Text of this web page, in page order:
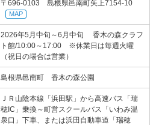
〒696-0103 島根県邑南町矢上7154-10
MAP
2026年5月中旬～6月中旬 香木の森クラフ
ト館/10:00～17:00 ※休業日は毎週火曜
（祝日の場合は営業）
島根県邑南町 香木の森公園
ＪＲ山陰本線「浜田駅」から高速バス「瑞
穂IC」乗換～町営スクールバス「いわみ温
泉口」下車、または浜田自動車道「瑞穂